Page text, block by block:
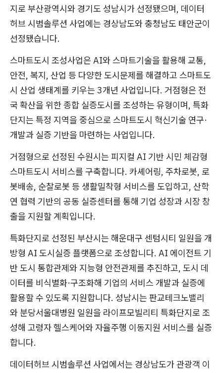
지로 부산광역시와 경기도 성남시가 선정됐으며, 데이터
허브 시범솔루션 사업에는 경상남도와 충청남도 태안군이
선정됐습니다.
스마트도시 조성사업은 AI와 스마트기술을 활용해 교통,
안전, 복지, 산업 등 다양한 도시문제를 해결하고 스마트도
시 산업 생태계를 키우는 3개년 사업입니다. 거점형은 전
국 확산을 위한 종합 실증도시를 조성하는 유형이며, 특화
단지는 특정 지역을 중심으로 스마트도시 혁신기술 연구·
개발과 실증 기반을 마련하는 사업입니다.
거점형으로 선정된 수원시는 피지컬 AI 기반 시민 체감형
스마트도시 서비스를 구축합니다. 카셰어링, 주차로봇, 로
봇배송, 순찰로봇 등 생활밀착형 서비스를 도입하고, 산학
연 협력 기반의 공동 실증센터를 통해 기업 성장과 시장 창
출을 지원할 계획입니다.
특화단지로 선정된 부산시는 해운대구 센텀시티 일원을 개
방형 AI 도시실증 플랫폼으로 조성합니다. AI 에이전트 기
반 도시 통합관제와 지능형 안전관제를 추진하고, 도시 데
이터를 비식별화·구조화해 기업의 서비스 개발과 실증에
활용할 수 있도록 지원합니다. 성남시는 판교테크노밸리
와 분당서울대병원 일원을 라이프모빌리티 특화단지로 조
성해 고령자 헬스케어와 자율주행 이동지원 서비스를 실증
합니다.
데이터허브 시범솔루션 사업에서는 경상남도가 관광객 이